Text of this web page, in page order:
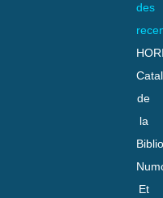
des
de
la
Et